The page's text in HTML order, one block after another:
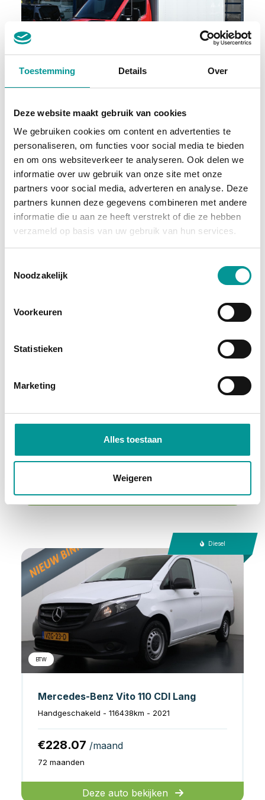
Toestemming Details Over
Deze website maakt gebruik van cookies
We gebruiken cookies om content en advertenties te
personaliseren, om functies voor social media te bieden
en om ons websiteverkeer te analyseren. Ook delen we
informatie over uw gebruik van onze site met onze
partners voor social media, adverteren en analyse. Deze
partners kunnen deze gegevens combineren met andere
informatie die u aan ze heeft verstrekt of die ze hebben
verzameld op basis van uw gebruik van hun services.
Noodzakelijk
Voorkeuren
Statistieken
Marketing
Alles toestaan
Weigeren
Handgeschakeld - 87112km - 2023
€501.16/maand
Deze auto bekijken
Handgeschakeld - 39791km - 2024
72 maanden
Deze auto bekijken
Diesel
BTW
Mercedes-Benz Vito 110 CDI Lang
Handgeschakeld - 116438km - 2021
€228.07 /maand
72 maanden
Deze auto bekijken